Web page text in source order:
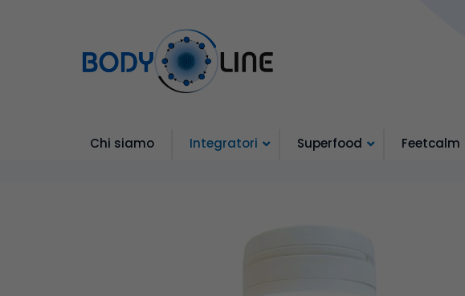
Chi siamo Integratori Superfood Feetcalm